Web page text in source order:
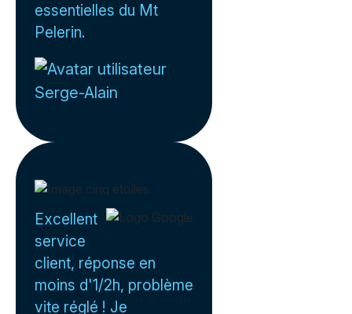
essentielles du Mt
Pelerin.
Serge-Alain
Excellent
service
client, réponse en
moins d'1/2h, problème
vite réglé ! Je